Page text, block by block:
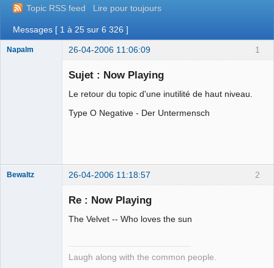
Topic RSS feed Lire pour toujours
Messages [ 1 à 25 sur 6 326 ]
1
Napalm 26-04-2006 11:06:09
Sujet : Now Playing
Le retour du topic d'une inutilité de haut niveau.
Type O Negative - Der Untermensch
2
Bewaltz 26-04-2006 11:18:57
Re : Now Playing
The Velvet -- Who loves the sun
Laugh along with the common people.